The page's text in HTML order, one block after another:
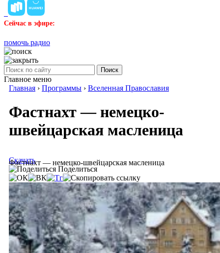
Сейчас в эфире:
помочь радио
Поиск
Главное меню
Главная › Программы › Вселенная Православия
Фастнахт — немецко-
швейцарская масленица
Фастнахт — немецко-швейцарская масленица
Скачать
Поделиться